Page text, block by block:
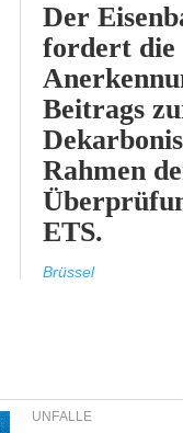
Der
fordert die
Beitrags
Rahmen
ETS.
Brüssel
UNFÄLLE